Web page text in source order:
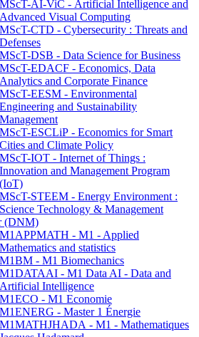
MScT-AI-ViC - Artificial Intelligence and
Advanced Visual Computing
MScT-CTD - Cybersecurity : Threats and
Defenses
MScT-DSB - Data Science for Business
MScT-EDACF - Economics, Data
Analytics and Corporate Finance
MScT-EESM - Environmental
Engineering and Sustainability
Management
MScT-ESCLiP - Economics for Smart
Cities and Climate Policy
MScT-IOT - Internet of Things :
Innovation and Management Program
(IoT)
MScT-STEEM - Energy Environment :
Science Technology & Management
(DNM)
M1APPMATH - M1 - Applied
Mathematics and statistics
M1BM - M1 Biomechanics
M1DATAAI - M1 Data AI - Data and
Artificial Intelligence
M1ECO - M1 Economie
M1ENERG - Master 1 Énergie
M1MATHJHADA - M1 - Mathematiques